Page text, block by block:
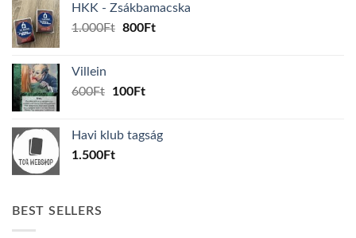
160Ft.150Ft.
HKK - Zsákbamacska
1.000Ft Original
800FtCurrent
Villein
600Ft
Original
600Ft.
100FtCurrent
100Ft.
Havi klub tagság
1.500Ft
BEST SELLERS